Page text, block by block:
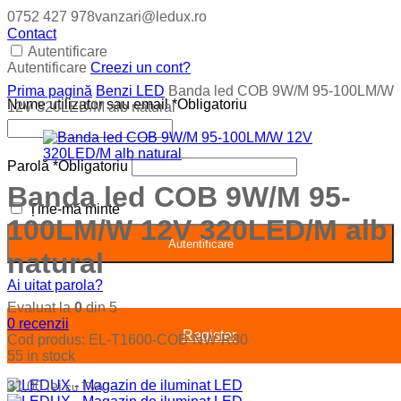
0752 427 978vanzari@ledux.ro
Contact
Autentificare
Autentificare Creezi un cont?
Nume utilizator sau email*Obligatoriu
Parolă *Obligatoriu
Ține-mă minte
Autentificare
Ai uitat parola?
Register
Prima pagină Benzi LED Banda led COB 9W/M 95-100LM/W
12V 320LED/M alb natural
Banda led COB 9W/M 95-
100LM/W 12V 320LED/M alb
natural
Evaluat la0din 5
0 recenzii
Cod produs: EL-T1600-COB-NW-R80
55 in stock
31.00lei cu TVA